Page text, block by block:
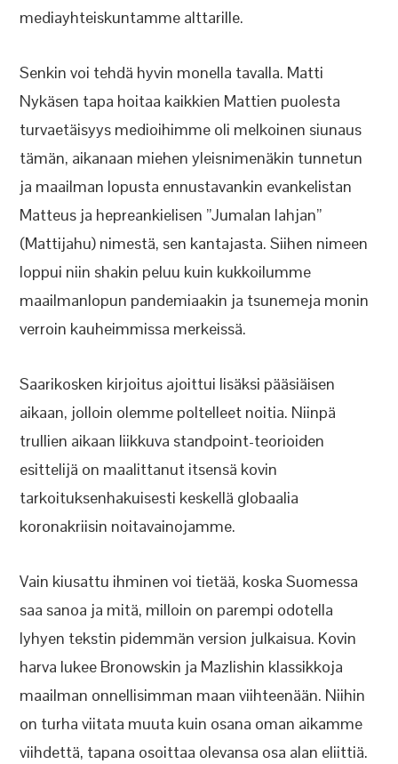
mediayhteiskuntamme alttarille.
Senkin voi tehdä hyvin monella tavalla. Matti
Nykäsen tapa hoitaa kaikkien Mattien puolesta
turvaetäisyys medioihimme oli melkoinen siunaus
tämän, aikanaan miehen yleisnimenäkin tunnetun
ja maailman lopusta ennustavankin evankelistan
Matteus ja hepreankielisen ”Jumalan lahjan”
(Mattijahu) nimestä, sen kantajasta. Siihen nimeen
loppui niin shakin peluu kuin kukkoilumme
maailmanlopun pandemiaakin ja tsunemeja monin
verroin kauheimmissa merkeissä.
Saarikosken kirjoitus ajoittui lisäksi pääsiäisen
aikaan, jolloin olemme poltelleet noitia. Niinpä
trullien aikaan liikkuva standpoint-teorioiden
esittelijä on maalittanut itsensä kovin
tarkoituksenhakuisesti keskellä globaalia
koronakriisin noitavainojamme.
Vain kiusattu ihminen voi tietää, koska Suomessa
saa sanoa ja mitä, milloin on parempi odotella
lyhyen tekstin pidemmän version julkaisua. Kovin
harva lukee Bronowskin ja Mazlishin klassikkoja
maailman onnellisimman maan viihteenään. Niihin
on turha viitata muuta kuin osana oman aikamme
viihdettä, tapana osoittaa olevansa osa alan eliittiä.